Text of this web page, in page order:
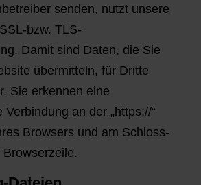
senden, nutzt unsere
bzw. TLS-
Damit sind Daten, die Sie
übermitteln, für Dritte
Sie erkennen eine
an der „https://“
Browsers und am Schloss-